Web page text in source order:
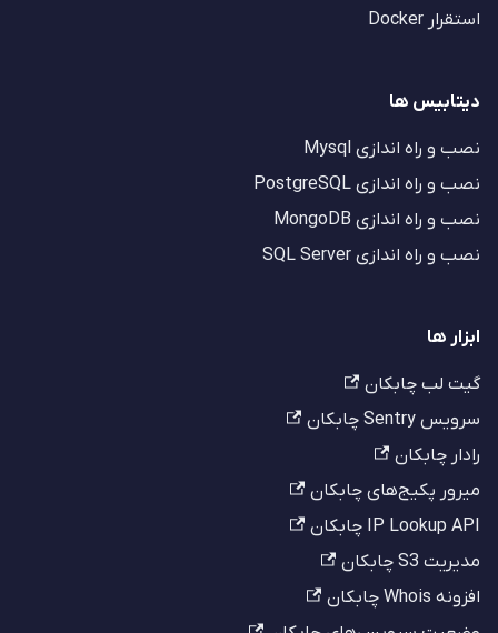
استقرار Docker
دیتابیس ها
نصب و راه اندازی Mysql
نصب و راه اندازی PostgreSQL
نصب و راه اندازی MongoDB
نصب و راه اندازی SQL Server
ابزار ها
گیت لب چابکان
سرویس Sentry چابکان
رادار چابکان
میرور پکیج‌های چابکان
IP Lookup API چابکان
مدیریت S3 چابکان
افزونه Whois چابکان